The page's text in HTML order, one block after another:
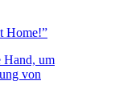
Home!”